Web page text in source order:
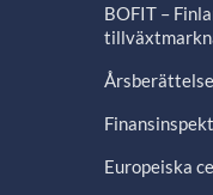
BOFIT –
Årsberättelse
Europeiska